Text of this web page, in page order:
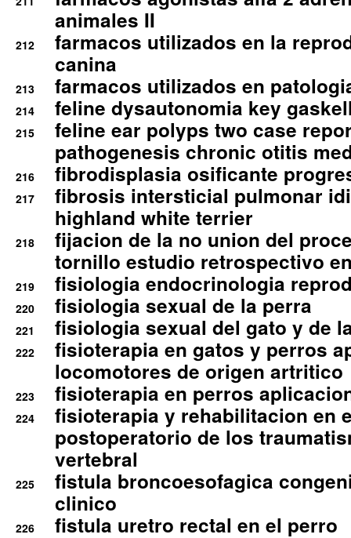
animales II
212
farmacos utilizados en la
canina
213 farmacos utilizados en
214 feline dysautonomia key
215
feline ear polyps two case
pathogenesis chronic otitis
216 fibrodisplasia osificante
217
fibrosis intersticial pulmonar
highland white terrier
218
fijacion de la no union del
tornillo estudio retrospectivo
219 fisiologia endocrinologia
220 fisiologia sexual de la perra
221 fisiologia sexual del gato y de
222
fisioterapia en gatos y perros
locomotores de origen artritico
223 fisioterapia en perros
224
fisioterapia y rehabilitacion en
postoperatorio de los
vertebral
225
fistula broncoesofagica
clinico
226 fistula uretro rectal en el perro